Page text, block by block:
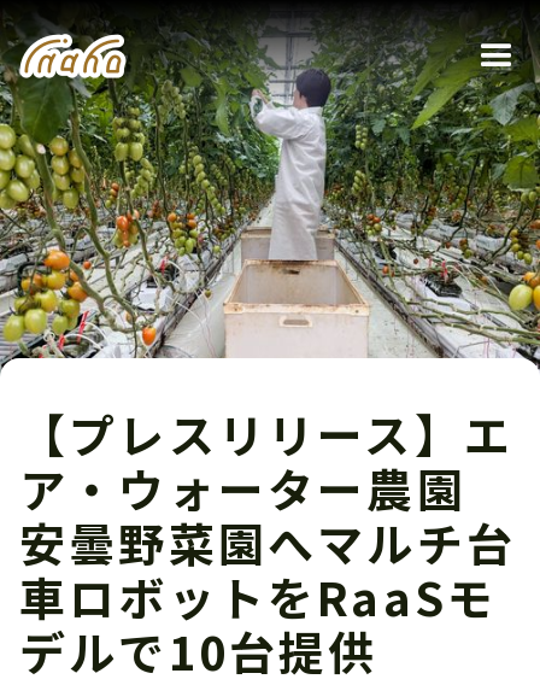
【プレスリリース】エ
ア・ウォーター農園
安曇野菜園へマルチ台
車ロボットをRaaSモ
デルで10台提供